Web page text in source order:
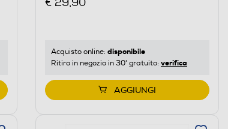
Acquisto online: disponibile
Ritiro in negozio in 30' gratuito: verifica
AGGIUNGI